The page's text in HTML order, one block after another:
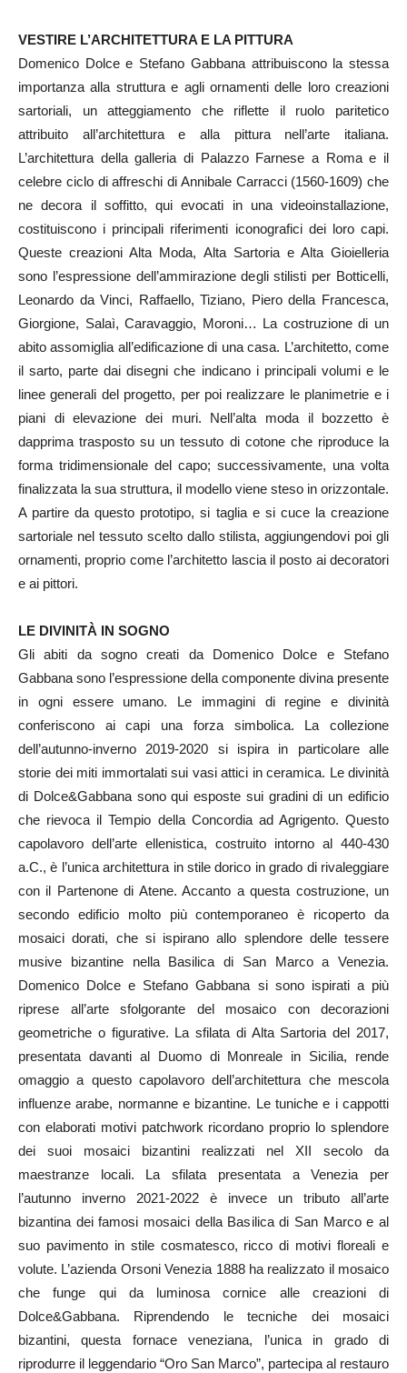
VESTIRE L’ARCHITETTURA E LA PITTURA
Domenico Dolce e Stefano Gabbana attribuiscono la stessa
importanza alla struttura e agli ornamenti delle loro creazioni
sartoriali, un atteggiamento che riflette il ruolo paritetico
attribuito all’architettura e alla pittura nell’arte italiana.
L’architettura della galleria di Palazzo Farnese a Roma e il
celebre ciclo di affreschi di Annibale Carracci (1560-1609) che
ne decora il soffitto, qui evocati in una videoinstallazione,
costituiscono i principali riferimenti iconografici dei loro capi.
Queste creazioni Alta Moda, Alta Sartoria e Alta Gioielleria
sono l’espressione dell’ammirazione degli stilisti per Botticelli,
Leonardo da Vinci, Raffaello, Tiziano, Piero della Francesca,
Giorgione, Salaì, Caravaggio, Moroni… La costruzione di un
abito assomiglia all’edificazione di una casa. L’architetto, come
il sarto, parte dai disegni che indicano i principali volumi e le
linee generali del progetto, per poi realizzare le planimetrie e i
piani di elevazione dei muri. Nell’alta moda il bozzetto è
dapprima trasposto su un tessuto di cotone che riproduce la
forma tridimensionale del capo; successivamente, una volta
finalizzata la sua struttura, il modello viene steso in orizzontale.
A partire da questo prototipo, si taglia e si cuce la creazione
sartoriale nel tessuto scelto dallo stilista, aggiungendovi poi gli
ornamenti, proprio come l’architetto lascia il posto ai decoratori
e ai pittori.
LE DIVINITÀ IN SOGNO
Gli abiti da sogno creati da Domenico Dolce e Stefano
Gabbana sono l’espressione della componente divina presente
in ogni essere umano. Le immagini di regine e divinità
conferiscono ai capi una forza simbolica. La collezione
dell’autunno-inverno 2019-2020 si ispira in particolare alle
storie dei miti immortalati sui vasi attici in ceramica. Le divinità
di Dolce&Gabbana sono qui esposte sui gradini di un edificio
che rievoca il Tempio della Concordia ad Agrigento. Questo
capolavoro dell’arte ellenistica, costruito intorno al 440-430
a.C., è l’unica architettura in stile dorico in grado di rivaleggiare
con il Partenone di Atene. Accanto a questa costruzione, un
secondo edificio molto più contemporaneo è ricoperto da
mosaici dorati, che si ispirano allo splendore delle tessere
musive bizantine nella Basilica di San Marco a Venezia.
Domenico Dolce e Stefano Gabbana si sono ispirati a più
riprese all’arte sfolgorante del mosaico con decorazioni
geometriche o figurative. La sfilata di Alta Sartoria del 2017,
presentata davanti al Duomo di Monreale in Sicilia, rende
omaggio a questo capolavoro dell’architettura che mescola
influenze arabe, normanne e bizantine. Le tuniche e i cappotti
con elaborati motivi patchwork ricordano proprio lo splendore
dei suoi mosaici bizantini realizzati nel XII secolo da
maestranze locali. La sfilata presentata a Venezia per
l’autunno inverno 2021-2022 è invece un tributo all’arte
bizantina dei famosi mosaici della Basilica di San Marco e al
suo pavimento in stile cosmatesco, ricco di motivi floreali e
volute. L’azienda Orsoni Venezia 1888 ha realizzato il mosaico
che funge qui da luminosa cornice alle creazioni di
Dolce&Gabbana. Riprendendo le tecniche dei mosaici
bizantini, questa fornace veneziana, l’unica in grado di
riprodurre il leggendario “Oro San Marco”, partecipa al restauro